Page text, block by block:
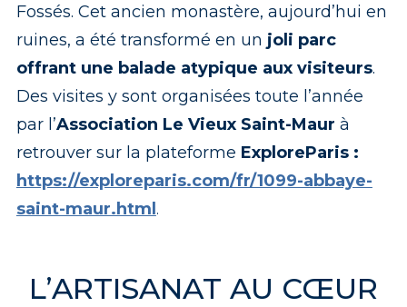
Fossés. Cet ancien monastère, aujourd’hui en
ruines, a été transformé en un joli parc
offrant une balade atypique aux visiteurs.
Des visites y sont organisées toute l’année
par l’Association Le Vieux Saint-Maur à
retrouver sur la plateforme ExploreParis :
https://exploreparis.com/fr/1099-abbaye-
saint-maur.html .
L’ARTISANAT AU CŒUR